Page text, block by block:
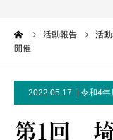
活動報告 活
開催
2022.05.17 令和4年
第1回 埼